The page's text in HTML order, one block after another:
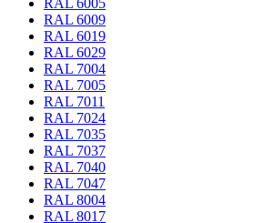
RAL 6009
RAL 6019
RAL 6029
RAL 7004
RAL 7005
RAL 7011
RAL 7024
RAL 7035
RAL 7037
RAL 7040
RAL 7047
RAL 8004
RAL 8017